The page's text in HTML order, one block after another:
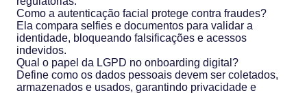
Como a autenticação facial protege contra fraudes?
Ela compara selfies e documentos para validar a
identidade, bloqueando falsificações e acessos
indevidos.
Qual o papel da LGPD no onboarding digital?
Define como os dados pessoais devem ser coletados,
armazenados e usados, garantindo privacidade e